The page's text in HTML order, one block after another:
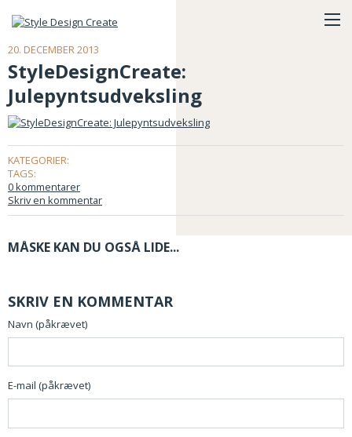
20. DECEMBER 2013
StyleDesignCreate:
Julepyntsudveksling
KATEGORIER:
TAGS:
0 kommentarer
Skriv en kommentar
MÅSKE KAN DU OGSÅ LIDE...
SKRIV EN KOMMENTAR
Navn (påkrævet)
E-mail (påkrævet)